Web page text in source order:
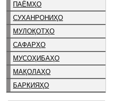
ПАЁМҲО
СУХАНРОНИҲО
МУЛОҚОТҲО
САФАРҲО
МУСОҲИБАҲО
МАҚОЛАҲО
БАРҚИЯҲО